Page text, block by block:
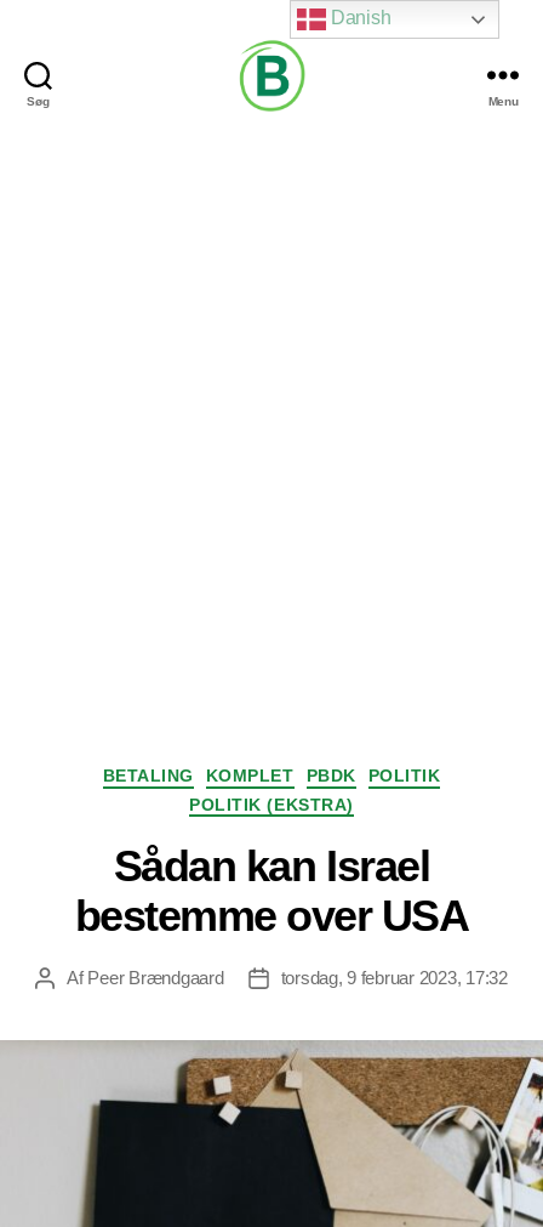
Søg Menu
Kategorier
BETALING KOMPLET PBDK
POLITIK
POLITIK (EKSTRA)
Sådan kan Israel
bestemme over USA
Indlægsforfatter
AfPeer Brændgaard Indlægsdato
torsdag, 9 februar 2023, 17:32
Danish